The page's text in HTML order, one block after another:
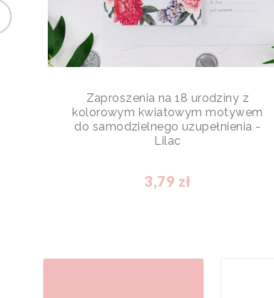
Zaproszenia na 18 urodziny z
kolorowym kwiatowym motywem
do samodzielnego uzupełnienia -
Lilac
3,79 zł